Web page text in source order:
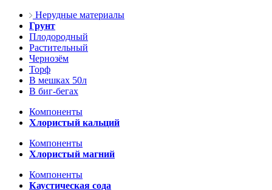
Нерудные материалы
Грунт
Плодородный
Растительный
Чернозём
Торф
В мешках 50л
В биг-бегах
Компоненты
Хлористый кальций
Компоненты
Хлористый магний
Компоненты
Каустическая сода